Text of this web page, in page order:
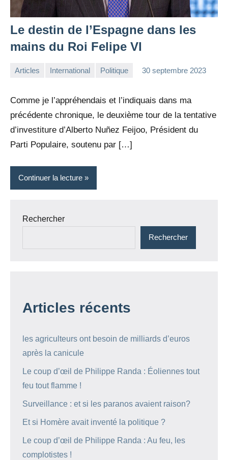
Le destin de l’Espagne dans les
mains du Roi Felipe VI
Articles International Politique 30 septembre 2023
Comme je l’appréhendais et l’indiquais dans ma
précédente chronique, le deuxième tour de la tentative
d’investiture d’Alberto Nuñez Feijoo, Président du
Parti Populaire, soutenu par […]
Continuer la lecture
Rechercher
Rechercher
Articles récents
les agriculteurs ont besoin de milliards d’euros
après la canicule
Le coup d’œil de Philippe Randa : Éoliennes tout
feu tout flamme !
Surveillance : et si les paranos avaient raison?
Et si Homère avait inventé la politique ?
Le coup d’œil de Philippe Randa : Au feu, les
complotistes !